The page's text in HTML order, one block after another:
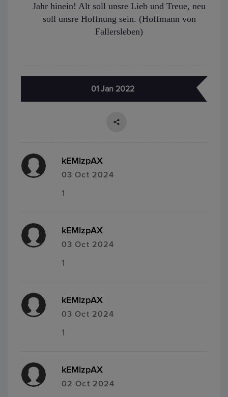
Jahr hinein! Alt soll unsre Lieb und Treue, neu
soll unsre Hoffnung sein. (Hoffmann von
Fallersleben)
01 Jan 2022
kEMlzpAX
03 Oct 2024
1
kEMlzpAX
03 Oct 2024
1
kEMlzpAX
03 Oct 2024
1
kEMlzpAX
02 Oct 2024